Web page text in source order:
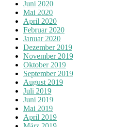
Juni 2020
Mai 2020
April 2020
Februar 2020
Januar 2020
Dezember 2019
November 2019
Oktober 2019
September 2019
August 2019
Juli 2019
Juni 2019
Mai 2019
April 2019